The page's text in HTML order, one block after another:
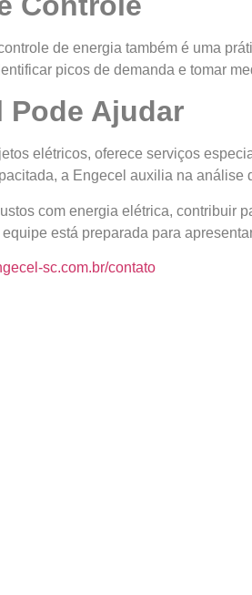
de energia também é uma
picos de demanda e tomar
Pode Ajudar
elétricos, oferece serviços
a Engecel auxilia na
com energia elétrica, contribuir
está preparada para
sc.com.br/contato